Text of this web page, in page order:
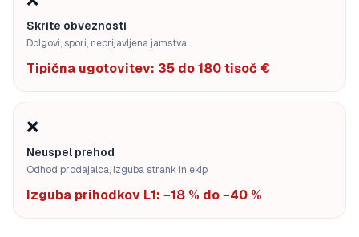
Skrite obveznosti
Dolgovi, spori, neprijavljena jamstva
Tipična ugotovitev: 35 do 180 tisoč €
❌
Neuspel prehod
Odhod prodajalca, izguba strank in ekip
Izguba prihodkov L1: −18 % do −40 %